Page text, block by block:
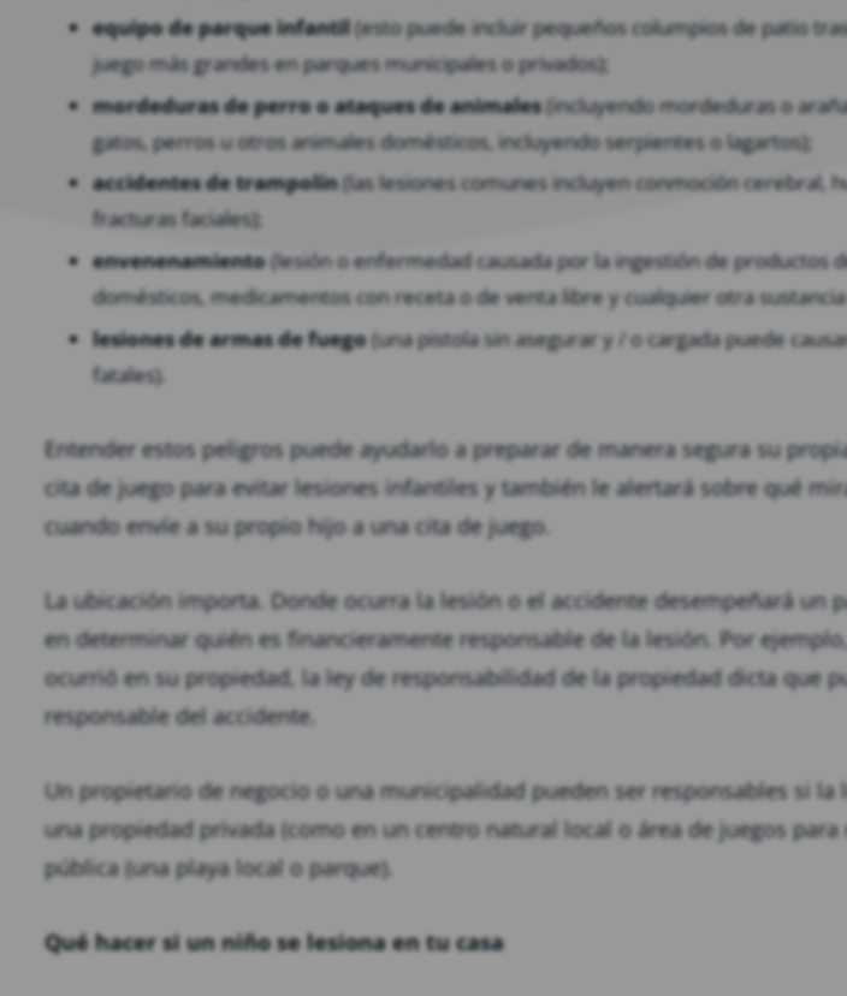
equipo de parque infantil(esto puede incluir pequeños columpios de patio
juego más grandes en parques municipales o privados);
mordeduras de perro o ataques de animales(incluyendo mordeduras o
gatos, perros u otros animales domésticos, incluyendo serpientes o lagartos);
accidentes de trampolín(las lesiones comunes incluyen conmoción cerebral,
fracturas faciales);
envenenamiento(lesión o enfermedad causada por la ingestión de productos
domésticos, medicamentos con receta o de venta libre y cualquier otra
lesiones de armas de fuego(una pistola sin asegurar y / o cargada puede
fatales).
Entender estos peligros puede ayudarlo a preparar de manera segura su
cita de juego para evitar lesiones infantiles y también le alertará sobre qué
cuando envíe a su propio hijo a una cita de juego.
La ubicación importa. Donde ocurra la lesión o el accidente desempeñará un
en determinar quién es financieramente responsable de la lesión. Por
ocurrió en su propiedad, la ley de responsabilidad de la propiedad dicta que
responsable del accidente.
Un propietario de negocio o una municipalidad pueden ser responsables si la
una propiedad privada (como en un centro natural local o área de juegos
pública (una playa local o parque).
Qué hacer si un niño se lesiona en tu casa